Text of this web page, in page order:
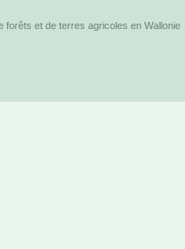
et de terres agricoles en Wallonie